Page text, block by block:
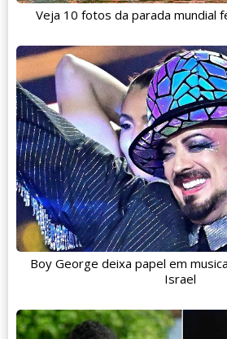
Veja 10 fotos da parada mundial
Boy George deixa papel em
Israel